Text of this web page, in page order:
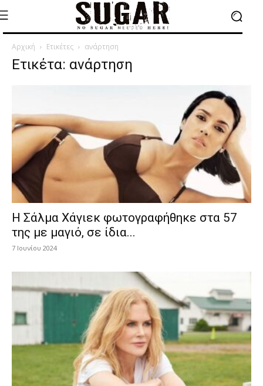
Αρχική Ετικέτες ανάρτηση
Ετικέτα: ανάρτηση
H Σάλμα Χάγιεκ φωτογραφήθηκε στα 57
της με μαγιό, σε ίδια...
7 Ιουνίου 2024